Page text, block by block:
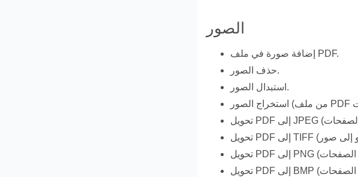
الصور
إضافة صورة في ملف PDF.
حذف الصور.
استبدال الصور.